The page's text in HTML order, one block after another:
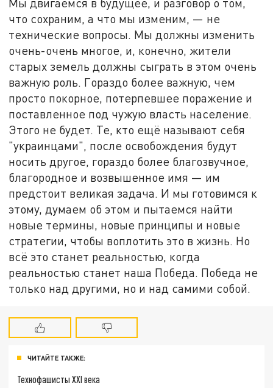
что сохраним, а что мы изменим, — не
технические вопросы. Мы должны изменить
очень-очень многое, и, конечно, жители
старых земель должны сыграть в этом очень
важную роль. Гораздо более важную, чем
просто покорное, потерпевшее поражение и
поставленное под чужую власть население.
Этого не будет. Те, кто ещё называют себя
"украинцами", после освобождения будут
носить другое, гораздо более благозвучное,
благородное и возвышенное имя — им
предстоит великая задача. И мы готовимся к
этому, думаем об этом и пытаемся найти
новые термины, новые принципы и новые
стратегии, чтобы воплотить это в жизнь. Но
всё это станет реальностью, когда
реальностью станет наша Победа. Победа не
только над другими, но и над самими собой.
ЧИТАЙТЕ ТАКЖЕ:
Технофашисты XXI века